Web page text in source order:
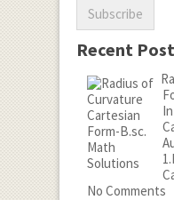
Recent
No Comments